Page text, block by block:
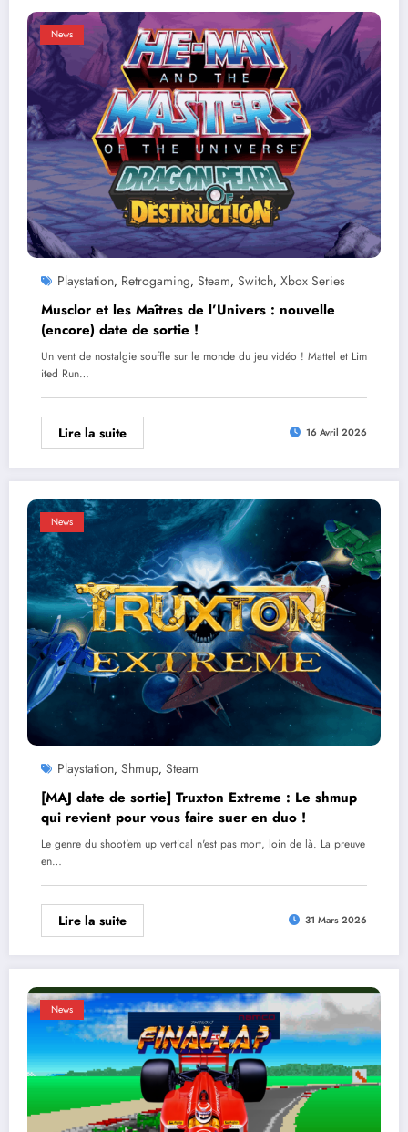
News
Playstation, Retrogaming, Steam, Switch, Xbox Series
Musclor et les Maîtres de l’Univers : nouvelle
(encore) date de sortie !
Un vent de nostalgie souffle sur le monde du jeu vidéo ! Mattel et Lim
ited Run…
Lire la suite 16 Avril 2026
News
Playstation, Shmup, Steam
[MAJ date de sortie] Truxton Extreme : Le shmup
qui revient pour vous faire suer en duo !
Le genre du shoot'em up vertical n'est pas mort, loin de là. La preuve
en…
Lire la suite 31 Mars 2026
News